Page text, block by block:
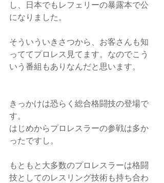
し、日本でもレフェリーの暴露本で公
になりました。
そういういきさつから、お客さんも知
っててプロレス見てます。なのでこう
いう番組もありなんだと思います。
きっかけは恐らく総合格闘技の登場で
す。
はじめからプロレスラーの参戦は多か
ったですし。
もともと大多数のプロレスラーは格闘
技としてのレスリング技術も持ち合わ